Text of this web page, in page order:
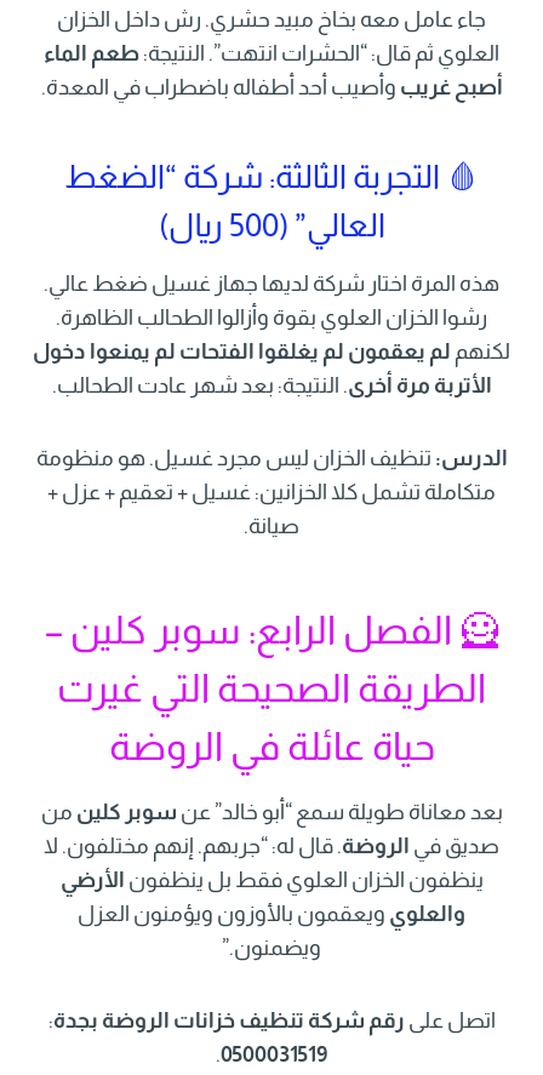
جاء عامل معه بخاخ مبيد حشري. رش داخل الخزان
العلوي ثم قال: “الحشرات انتهت”. النتيجة: طعم الماء
أصبح غريب وأصيب أحد أطفاله باضطراب في المعدة.
🩸 التجربة الثالثة: شركة “الضغط
العالي” (500 ريال)
هذه المرة اختار شركة لديها جهاز غسيل ضغط عالي.
رشوا الخزان العلوي بقوة وأزالوا الطحالب الظاهرة.
لكنهم لم يعقمون لم يغلقوا الفتحات لم يمنعوا دخول
الأتربة مرة أخرى. النتيجة: بعد شهر عادت الطحالب.
الدرس: تنظيف الخزان ليس مجرد غسيل. هو منظومة
متكاملة تشمل كلا الخزانين: غسيل + تعقيم + عزل +
صيانة.
🦸 الفصل الرابع: سوبر كلين –
الطريقة الصحيحة التي غيرت
حياة عائلة في الروضة
بعد معاناة طويلة سمع “أبو خالد” عن سوبر كلين من
صديق في الروضة. قال له: “جربهم. إنهم مختلفون. لا
ينظفون الخزان العلوي فقط بل ينظفون الأرضي
والعلوي ويعقمون بالأوزون ويؤمنون العزل
ويضمنون.”
اتصل على رقم شركة تنظيف خزانات الروضة بجدة:
0500031519
.